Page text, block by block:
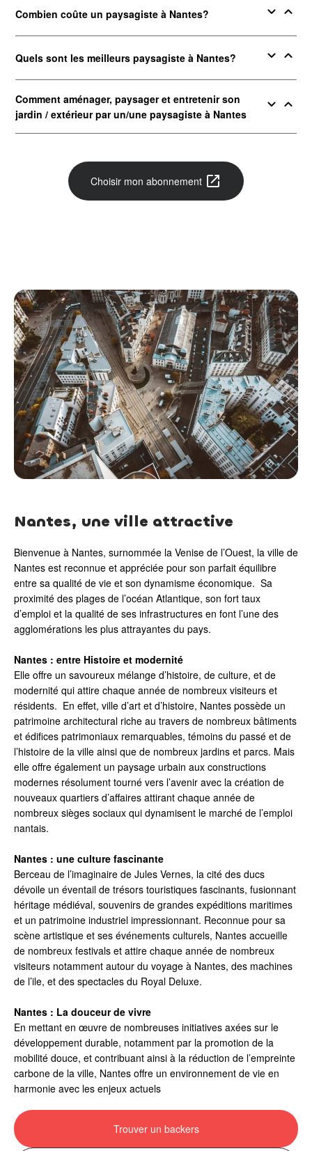
Combien coûte un paysagiste à Nantes? expand_more expand_less
Quels sont les meilleurs paysagiste à Nantes? expand_more expand_less
Comment aménager, paysager et entretenir son
jardin / extérieur par un/une paysagiste à Nantes
expand_more expand_less
Choisir mon abonnement open_in_new
Nantes, une ville attractive
Bienvenue à Nantes, surnommée la Venise de l’Ouest, la ville de
Nantes est reconnue et appréciée pour son parfait équilibre
entre sa qualité de vie et son dynamisme économique. Sa
proximité des plages de l’océan Atlantique, son fort taux
d’emploi et la qualité de ses infrastructures en font l’une des
agglomérations les plus attrayantes du pays.
Nantes : entre Histoire et modernité
Elle offre un savoureux mélange d’histoire, de culture, et de
modernité qui attire chaque année de nombreux visiteurs et
résidents. En effet, ville d’art et d’histoire, Nantes possède un
patrimoine architectural riche au travers de nombreux bâtiments
et édifices patrimoniaux remarquables, témoins du passé et de
l’histoire de la ville ainsi que de nombreux jardins et parcs. Mais
elle offre également un paysage urbain aux constructions
modernes résolument tourné vers l’avenir avec la création de
nouveaux quartiers d’affaires attirant chaque année de
nombreux sièges sociaux qui dynamisent le marché de l’emploi
nantais.
Nantes : une culture fascinante
Berceau de l’imaginaire de Jules Vernes, la cité des ducs
dévoile un éventail de trésors touristiques fascinants, fusionnant
héritage médiéval, souvenirs de grandes expéditions maritimes
et un patrimoine industriel impressionnant. Reconnue pour sa
scène artistique et ses événements culturels, Nantes accueille
de nombreux festivals et attire chaque année de nombreux
visiteurs notamment autour du voyage à Nantes, des machines
de l’ile, et des spectacles du Royal Deluxe.
Nantes : La douceur de vivre
En mettant en œuvre de nombreuses initiatives axées sur le
développement durable, notamment par la promotion de la
mobilité douce, et contribuant ainsi à la réduction de l’empreinte
carbone de la ville, Nantes offre un environnement de vie en
harmonie avec les enjeux actuels
Trouver un backers